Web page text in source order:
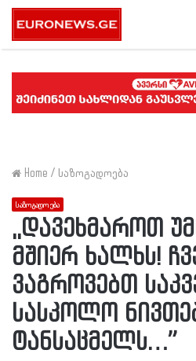
Home / საზოგადოება
საზოგადოება
,,დავეხმაროთ
მშიერ ხალხს!
ვაგროვებთ
სასკოლო
ტანსაცმელს…”